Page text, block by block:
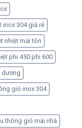
inox 304 giá rẻ
nhiệt mái tôn
phi 450 phi 600
dương
gió inox 304
thông gió mái nhà